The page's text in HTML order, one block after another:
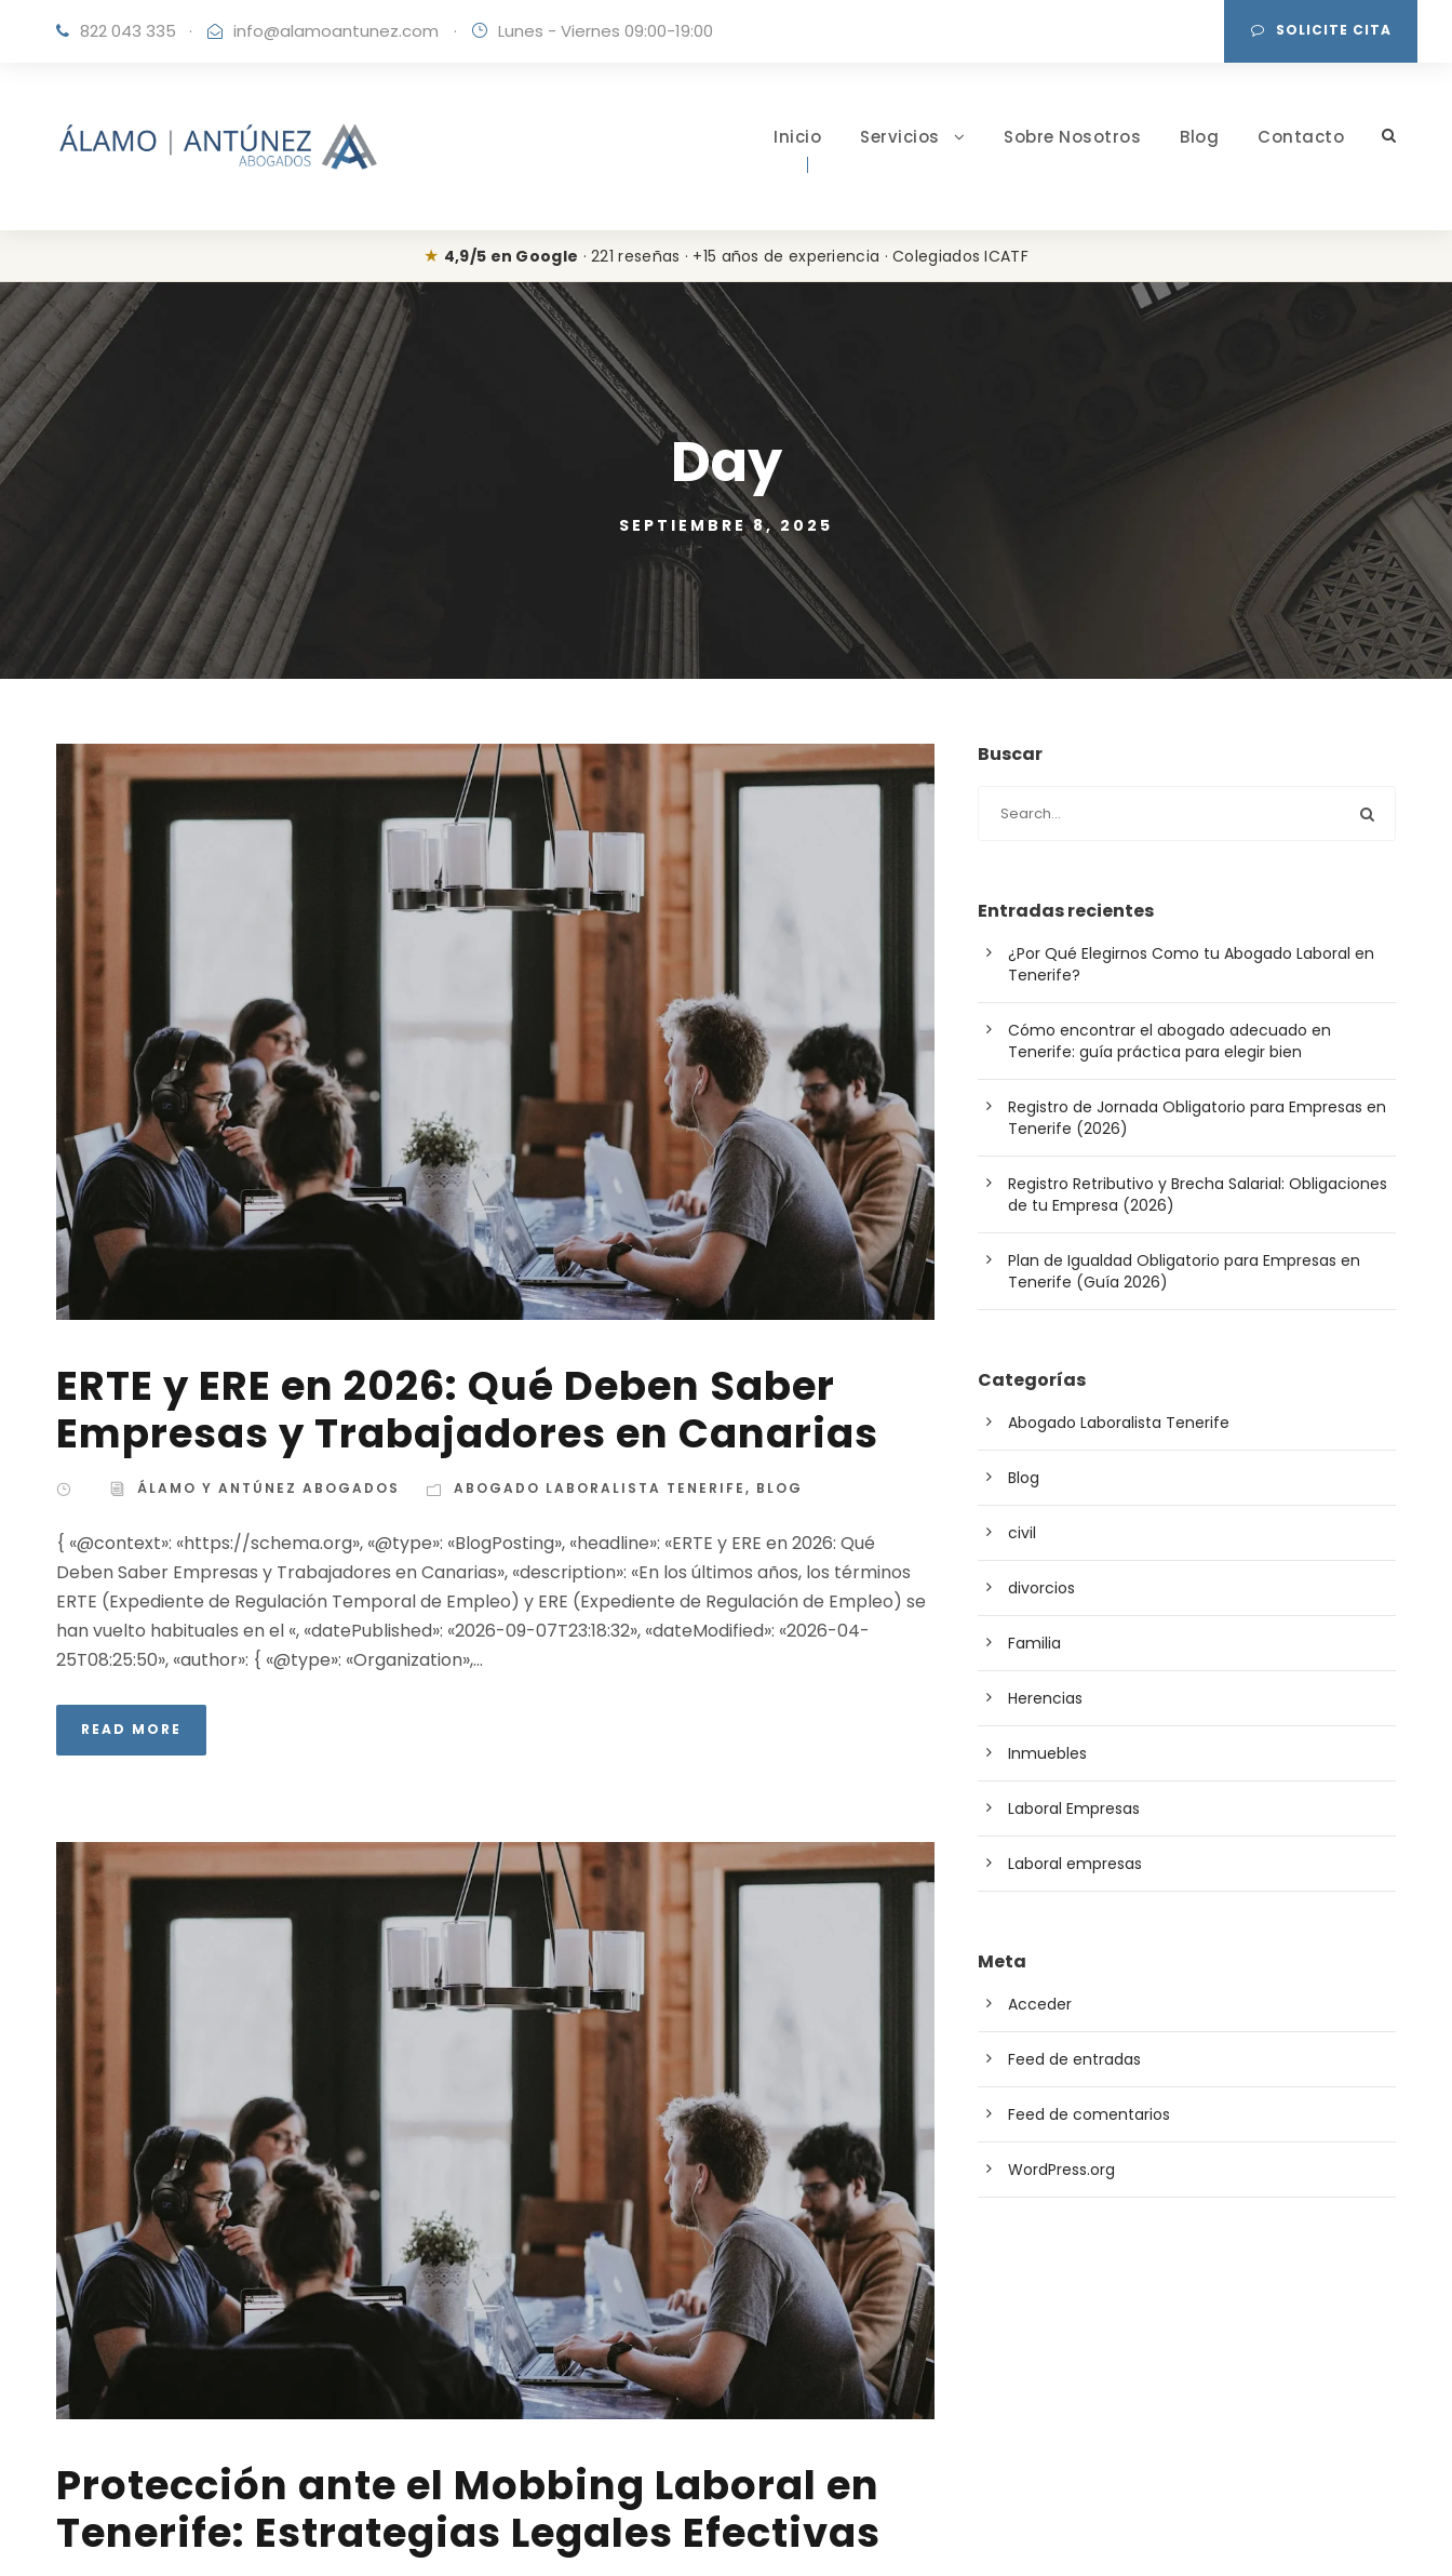
822 043 335 · info@alamoantunez.com · Lunes - Viernes 09:00-19:00 SOLICITE CITA
Inicio Servicios Sobre Nosotros Blog Contacto
★ 4,9/5 en Google · 221 reseñas · +15 años de experiencia · Colegiados ICATF
Day
SEPTIEMBRE 8, 2025
ERTE y ERE en 2026: Qué Deben Saber
Empresas y Trabajadores en Canarias
ÁLAMO Y ANTÚNEZ ABOGADOS ABOGADO LABORALISTA TENERIFE, BLOG
{ «@context»: «https://schema.org», «@type»: «BlogPosting», «headline»: «ERTE y ERE en 2026: Qué
Deben Saber Empresas y Trabajadores en Canarias», «description»: « En los últimos años, los términos
ERTE (Expediente de Regulación Temporal de Empleo) y ERE (Expediente de Regulación de Empleo) se
han vuelto habituales en el «, «datePublished»: «2026-09-07T23:18:32», «dateModified»: «2026-04-
25T08:25:50», «author»: { «@type»: «Organization»,...
READ MORE
Protección ante el Mobbing Laboral en
Tenerife: Estrategias Legales Efectivas
Buscar
Entradas recientes
¿Por Qué Elegirnos Como tu Abogado Laboral en
Tenerife?
Cómo encontrar el abogado adecuado en
Tenerife: guía práctica para elegir bien
Registro de Jornada Obligatorio para Empresas en
Tenerife (2026)
Registro Retributivo y Brecha Salarial: Obligaciones
de tu Empresa (2026)
Plan de Igualdad Obligatorio para Empresas en
Tenerife (Guía 2026)
Categorías
Abogado Laboralista Tenerife
Blog
civil
divorcios
Familia
Herencias
Inmuebles
Laboral Empresas
Laboral empresas
Meta
Acceder
Feed de entradas
Feed de comentarios
WordPress.org